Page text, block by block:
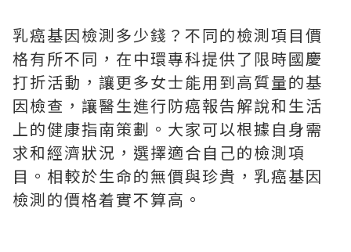
乳癌基因檢測多少錢？不同的檢測項目價
格有所不同，在中環專科提供了限時國慶
打折活動，讓更多女士能用到高質量的基
因檢查，讓醫生進行防癌報告解說和生活
上的健康指南策劃。大家可以根據自身需
求和經濟狀況，選擇適合自己的檢測項
目。相較於生命的無價與珍貴，乳癌基因
檢測的價格着實不算高。